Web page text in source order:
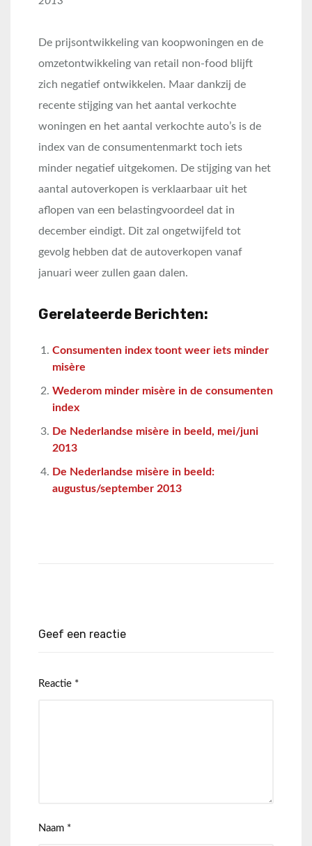
De prijsontwikkeling van koopwoningen en de
omzetontwikkeling van retail non-food blijft
zich negatief ontwikkelen. Maar dankzij de
recente stijging van het aantal verkochte
woningen en het aantal verkochte auto’s is de
index van de consumentenmarkt toch iets
minder negatief uitgekomen. De stijging van het
aantal autoverkopen is verklaarbaar uit het
aflopen van een belastingvoordeel dat in
december eindigt. Dit zal ongetwijfeld tot
gevolg hebben dat de autoverkopen vanaf
januari weer zullen gaan dalen.
Gerelateerde Berichten:
Consumenten index toont weer iets minder
misère
Wederom minder misère in de consumenten
index
De Nederlandse misère in beeld, mei/juni
2013
De Nederlandse misère in beeld:
augustus/september 2013
Geef een reactie
Reactie *
Naam *